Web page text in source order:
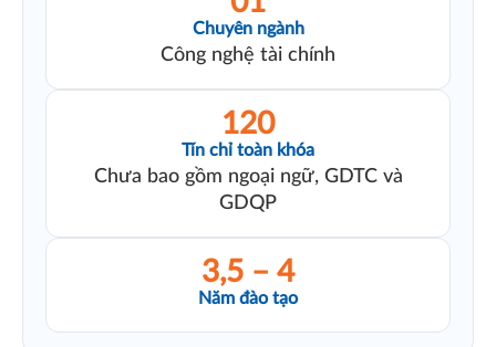
Chuyên ngành
Công nghệ tài chính
120
Tín chỉ toàn khóa
Chưa bao gồm ngoại ngữ, GDTC và
GDQP
3,5 – 4
Năm đào tạo